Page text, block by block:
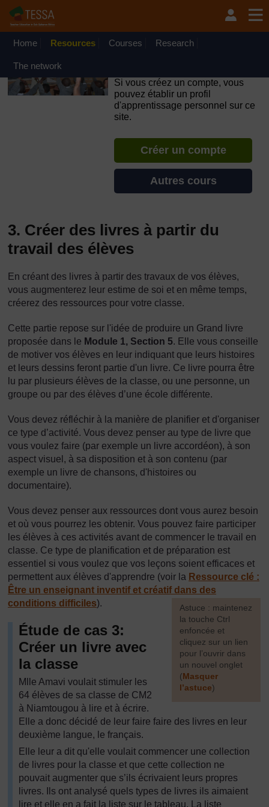
Passer au contenu principal
OpenLearn Create will be unavailable on Wednesday 12
August 2026 from 8am to 10.30am (GMT) due to routine
Home Resources Courses Research
The network
Si vous créez un compte, vous
pouvez établir un profil
d'apprentissage personnel sur ce
site.
Créer un compte
Autres cours
3. Créer des livres à partir du
travail des élèves
En créant des livres à partir des travaux de vos élèves,
vous augmenterez leur estime de soi et en même temps,
créerez des ressources pour votre classe.
Cette partie repose sur l'idée de produire un Grand livre
proposée dans le Module 1, Section 5. Elle vous conseille
de motiver vos élèves en leur indiquant que leurs histoires
et leurs dessins feront partie d'un livre. Ce livre pourra être
lu par plusieurs élèves de la classe, ou une personne, un
groupe ou par des élèves d’une école différente.
Vous devez réfléchir à la manière de planifier et d'organiser
ce type d’activité. Vous devez penser au type de livre que
vous voulez faire (par exemple un livre accordéon), à son
aspect visuel, à sa disposition et à son contenu (par
exemple un livre de chansons, d'histoires ou
documentaire).
Vous devez penser aux ressources dont vous aurez besoin
et où vous pourrez les obtenir. Vous pouvez faire participer
les élèves à ces activités avant de commencer le travail en
classe. Ce type de planification et de préparation est
essentiel si vous voulez que vos leçons soient efficaces et
permettent aux élèves d'apprendre (voir la Ressource clé :
Être un enseignant inventif et créatif dans des
conditions difficiles
[Astuce : maintenez
la touche Ctrl
enfoncée et
cliquez sur un lien
pour l’ouvrir dans
un nouvel onglet
(Masquer
l’astuce)
).
Étude de cas 3:
Créer un livre avec
la classe
Mlle Amavi voulait stimuler les
64 élèves de sa classe de CM2
à Niamtougou à lire et à écrire.
Elle a donc décidé de leur faire faire des livres en leur
deuxième langue, le français.
Elle leur a dit qu'elle voulait commencer une collection
de livres pour la classe et que cette collection ne
pouvait augmenter que s’ils écrivaient leurs propres
livres. Ils ont analysé quels types de livres ils aimaient
lire et elle en a fait la liste sur le tableau. La liste